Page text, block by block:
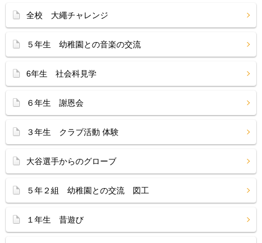
全校 大繩チャレンジ
５年生 幼稚園との音楽の交流
6年生 社会科見学
６年生 謝恩会
３年生 クラブ活動 体験
大谷選手からのグローブ
５年２組 幼稚園との交流 図工
１年生 昔遊び